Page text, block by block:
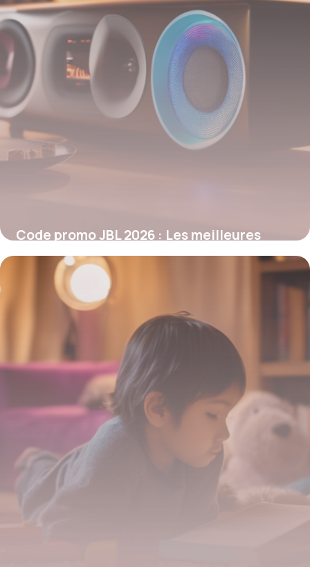
Code promo JBL 2026 : Les meilleures
réductions audio à ne pas manquer
26 janvier 2026